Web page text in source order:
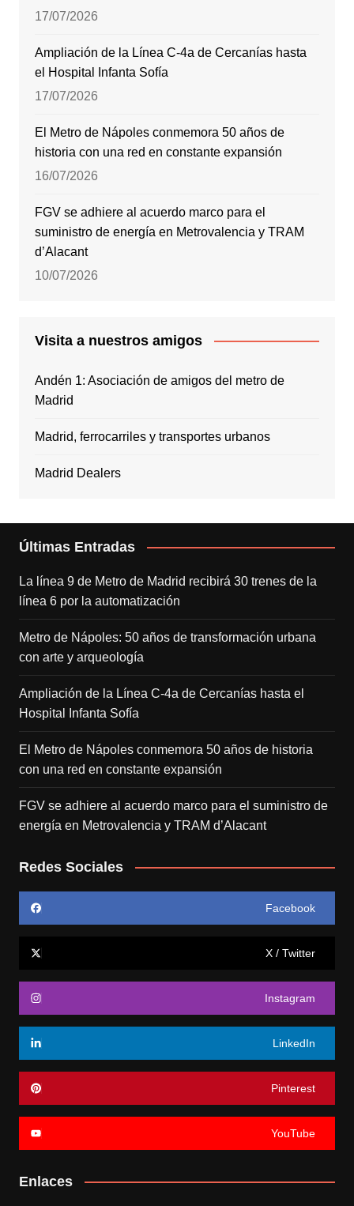
17/07/2026
Ampliación de la Línea C-4a de Cercanías hasta
el Hospital Infanta Sofía
17/07/2026
El Metro de Nápoles conmemora 50 años de
historia con una red en constante expansión
16/07/2026
FGV se adhiere al acuerdo marco para el
suministro de energía en Metrovalencia y TRAM
d’Alacant
10/07/2026
Visita a nuestros amigos
Andén 1: Asociación de amigos del metro de
Madrid
Madrid, ferrocarriles y transportes urbanos
Madrid Dealers
Últimas Entradas
La línea 9 de Metro de Madrid recibirá 30 trenes de la
línea 6 por la automatización
Metro de Nápoles: 50 años de transformación urbana
con arte y arqueología
Ampliación de la Línea C-4a de Cercanías hasta el
Hospital Infanta Sofía
El Metro de Nápoles conmemora 50 años de historia
con una red en constante expansión
FGV se adhiere al acuerdo marco para el suministro de
energía en Metrovalencia y TRAM d’Alacant
Redes Sociales
Facebook
X / Twitter
Instagram
LinkedIn
Pinterest
YouTube
Enlaces